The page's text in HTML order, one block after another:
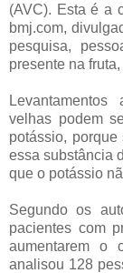
(AVC). Esta é a
bmj.com,
pesquisa,
presente na
velhas podem
potássio,
essa substância
que o potássio
Segundo os
pacientes com
aumentarem o
analisou 128